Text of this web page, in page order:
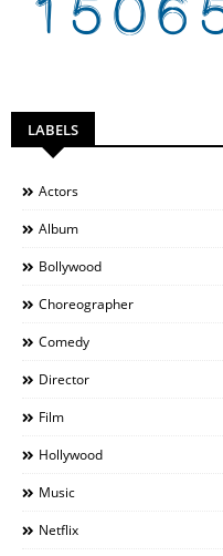
LABELS
Actors
Album
Bollywood
Choreographer
Comedy
Director
Film
Hollywood
Music
Netflix